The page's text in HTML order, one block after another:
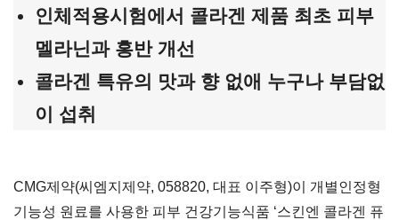
인체적용시험에서 콜라겐 제품 최초 피부
멜라닌과 홍반 개선
콜라겐 특유의 맛과 향 없애 누구나 부담없
이 섭취
CMG제약(씨엠지제약, 058820, 대표 이주형)이 개별인정형
기능성 원료를 사용한 피부 건강기능식품 ‘스킨엔 콜라겐 퓨